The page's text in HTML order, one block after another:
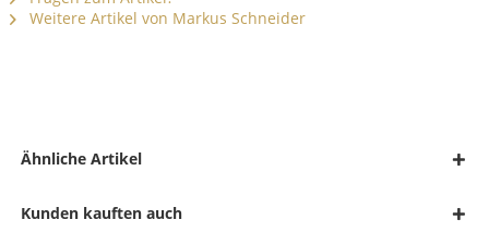
Weitere Artikel von Markus Schneider
Ähnliche Artikel
Kunden kauften auch